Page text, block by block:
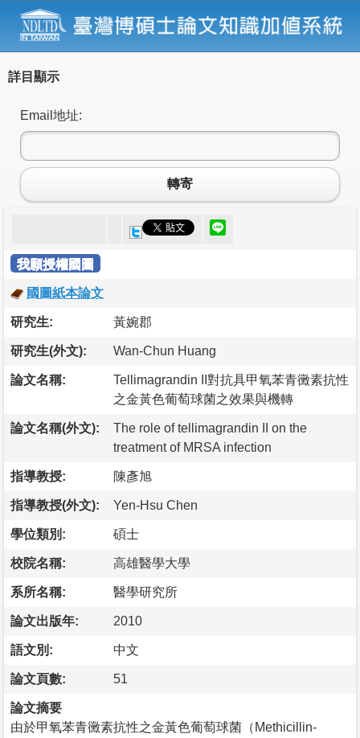
詳目顯示
Email地址:
轉寄
我願授權國圖
國圖紙本論文
研究生: 黃婉郡
研究生(外文): Wan-Chun Huang
論文名稱:
Tellimagrandin II對抗具甲氧苯青黴素抗性
之金黃色葡萄球菌之效果與機轉
論文名稱(外文):
The role of tellimagrandin II on the
treatment of MRSA infection
指導教授: 陳彥旭
指導教授(外文): Yen-Hsu Chen
學位類別: 碩士
校院名稱: 高雄醫學大學
系所名稱: 醫學研究所
論文出版年: 2010
語文別: 中文
論文頁數: 51
論文摘要
由於甲氧苯青黴素抗性之金黃色葡萄球菌（Methicillin-